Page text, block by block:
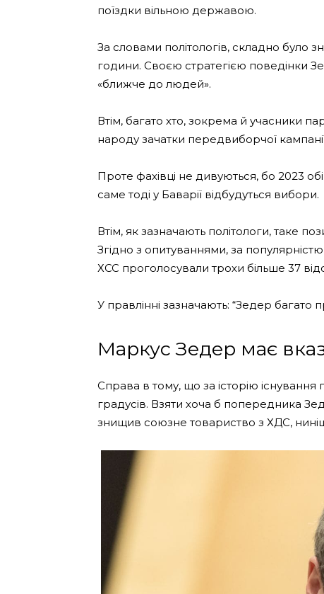
поїздки вільною державою.
За словами політологів, складно було
години. Своєю стратегією поведінки
«ближче до людей».
Втім, багато хто, зокрема й учасники
народу зачатки передвиборчої
Проте фахівці не дивуються, бо 2023
саме тоді у Баварії відбудуться вибори.
Втім, як зазначають політологи, таке
Згідно з опитуваннями, за популярністю
ХСС проголосували трохи більше 37
У правлінні зазначають: “Зедер багато
Маркус Зедер має
Справа в тому, що за історію існування
градусів. Взяти хоча б попередника
знищив союзне товариство з ХДС,